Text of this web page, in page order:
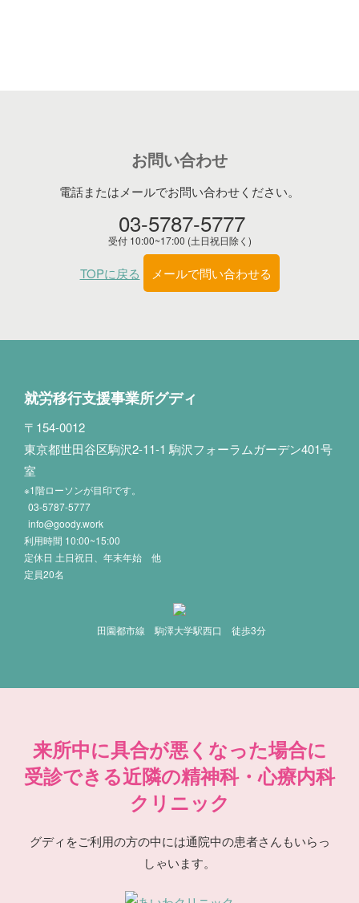
お問い合わせ
電話またはメールでお問い合わせください。
03-5787-5777
受付 10:00~17:00 (土日祝日除く)
TOPに戻る メールで問い合わせる
就労移行支援事業所グディ
〒154-0012
東京都世田谷区駒沢2-11-1 駒沢フォーラムガーデン401号
室
※1階ローソンが目印です。
03-5787-5777
info@goody.work
利用時間 10:00~15:00
定休日 土日祝日、年末年始 他
定員20名
田園都市線 駒澤大学駅西口 徒歩3分
来所中に具合が悪くなった場合に
受診できる近隣の精神科・心療内科
クリニック
グディをご利用の方の中には通院中の患者さんもいらっ
しゃいます。